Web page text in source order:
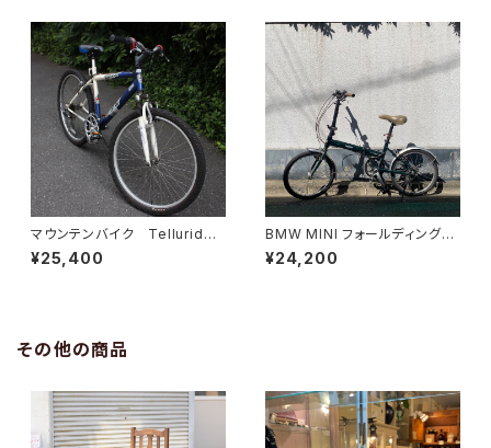
マウンテンバイク Telluride I
nfinity MTB カナダ
¥25,400
BMW MINI フォールディングバ
イク
¥24,200
その他の商品